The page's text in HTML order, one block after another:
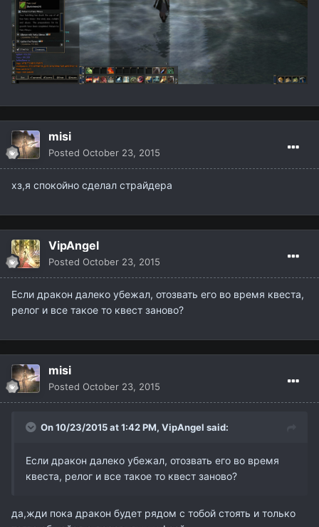
misi
Posted October 23, 2015
хз,я спокойно сделал страйдера
VipAngel
Posted October 23, 2015
Если дракон далеко убежал, отозвать его во время квеста,
релог и все такое то квест заново?
misi
Posted October 23, 2015
On 10/23/2015 at 1:42 PM, VipAngel said:
Если дракон далеко убежал, отозвать его во время
квеста, релог и все такое то квест заново?
да,жди пока дракон будет рядом с тобой стоять и только